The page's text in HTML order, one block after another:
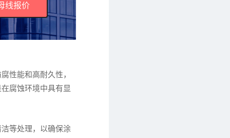
线报价
性能和高耐久性，
腐蚀环境中具有显
等处理，以确保涂